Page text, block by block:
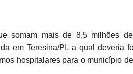
somam mais de 8,5 milhões
em Teresina/PI, a qual deveria
hospitalares para o município